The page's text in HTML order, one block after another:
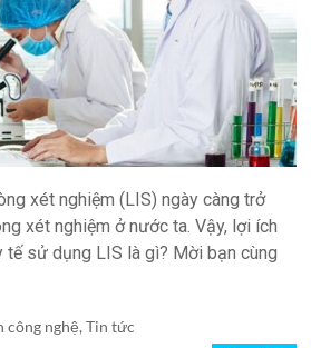
xét nghiệm (LIS) ngày càng trở
xét nghiệm ở nước ta. Vậy, lợi ích
tế sử dụng LIS là gì? Mời bạn cùng
công nghệ,Tin tức